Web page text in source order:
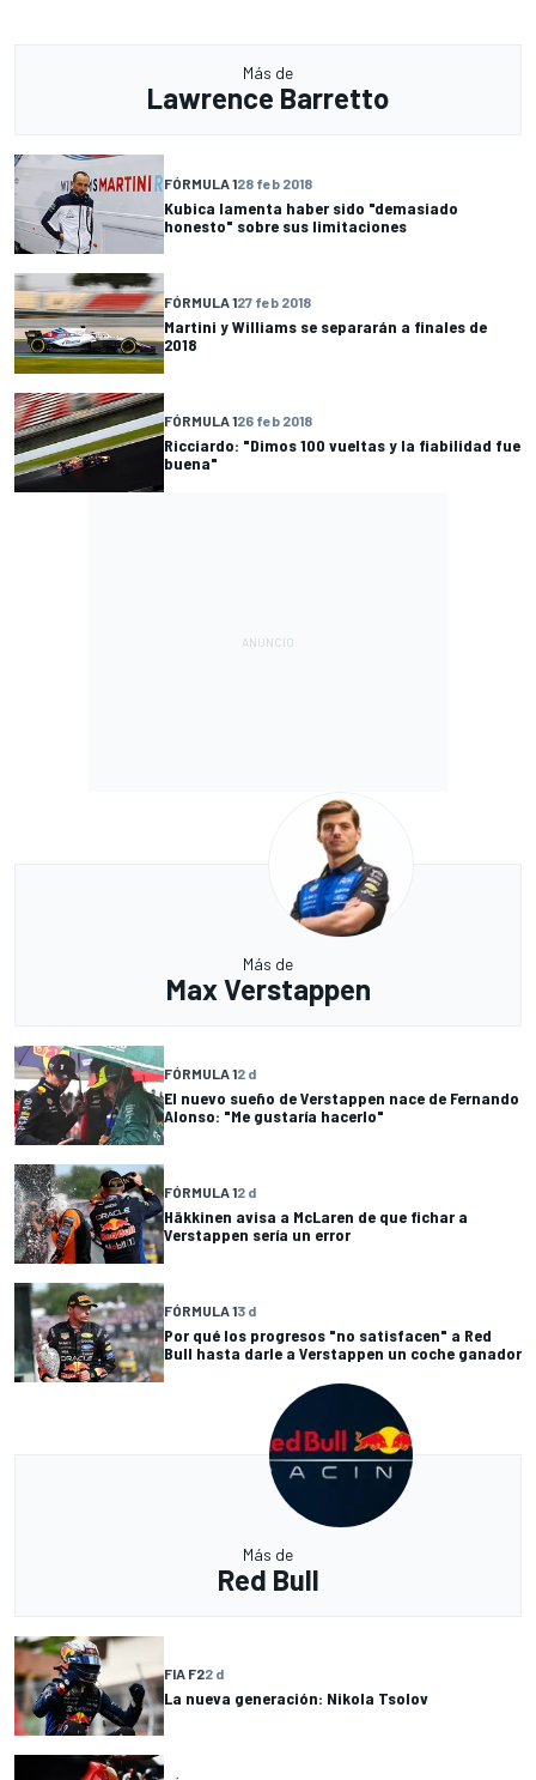
Más de
Lawrence Barretto
FÓRMULA 128 feb 2018
Kubica lamenta haber sido "demasiado
honesto" sobre sus limitaciones
FÓRMULA 127 feb 2018
Martini y Williams se separarán a finales de
2018
FÓRMULA 126 feb 2018
Ricciardo: "Dimos 100 vueltas y la fiabilidad fue
buena"
Más de
Max Verstappen
FÓRMULA 12 d
El nuevo sueño de Verstappen nace de Fernando
Alonso: "Me gustaría hacerlo"
FÓRMULA 12 d
Häkkinen avisa a McLaren de que fichar a
Verstappen sería un error
FÓRMULA 13 d
Por qué los progresos "no satisfacen" a Red
Bull hasta darle a Verstappen un coche ganador
Más de
Red Bull
FIA F22 d
La nueva generación: Nikola Tsolov